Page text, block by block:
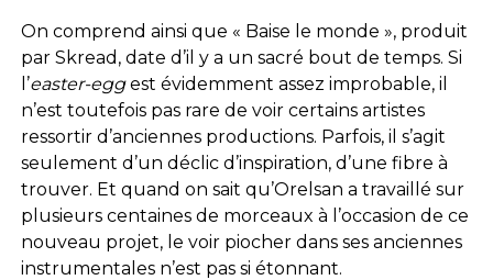
On comprend ainsi que « Baise le monde », produit
par Skread, date d’il y a un sacré bout de temps. Si
l’easter-eggest évidemment assez improbable, il
n’est toutefois pas rare de voir certains artistes
ressortir d’anciennes productions. Parfois, il s’agit
seulement d’un déclic d’inspiration, d’une fibre à
trouver. Et quand on sait qu’Orelsan a travaillé sur
plusieurs centaines de morceaux à l’occasion de ce
nouveau projet, le voir piocher dans ses anciennes
instrumentales n’est pas si étonnant.